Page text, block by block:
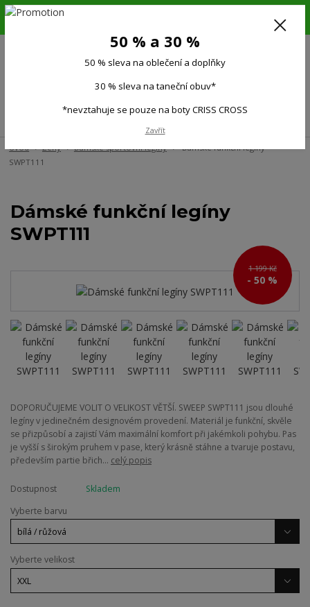
6.-16.8.26. DOVOLENÁ !!! 50 % SLEVA na všechno oblečení a doplňky !!!
(Po-Pá 9:00-15.00)
Úvod Ženy Dámské sportovní legíny
Dámské funkční legíny
SWPT111
Dámské funkční legíny
SWPT111
1 199 Kč
- 50 %
DOPORUČUJEME VOLIT O VELIKOST VĚTŠÍ. SWEEP SWPT111 jsou dlouhé
legíny v jedinečném designovém provedení. Materiál je funkční, skvěle
se přizpůsobí a zajistí Vám maximální komfort při jakémkoli pohybu. Pas
je vyšší s širokým pruhem v pase, který krásně stáhne a tvaruje postavu,
především partie břich... celý popis
Dostupnost
Skladem
Vyberte barvu
Vyberte velikost
50 % a 30 %
50 % sleva na oblečení a doplňky
30 % sleva na taneční obuv*
*nevztahuje se pouze na boty CRISS CROSS
Zavřít